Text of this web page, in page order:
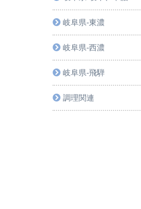
岐阜県-東濃
岐阜県-西濃
岐阜県-飛騨
調理関連